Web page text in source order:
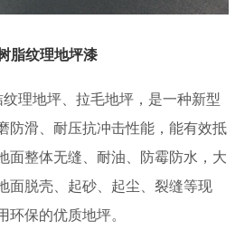
脂纹理地坪漆
理地坪、拉毛地坪，是一种新型
防滑、耐压抗冲击性能，能有效抵
面整体无缝、耐油、防霉防水，大
面脱壳、起砂、起尘、裂缝等现
环保的优质地坪。